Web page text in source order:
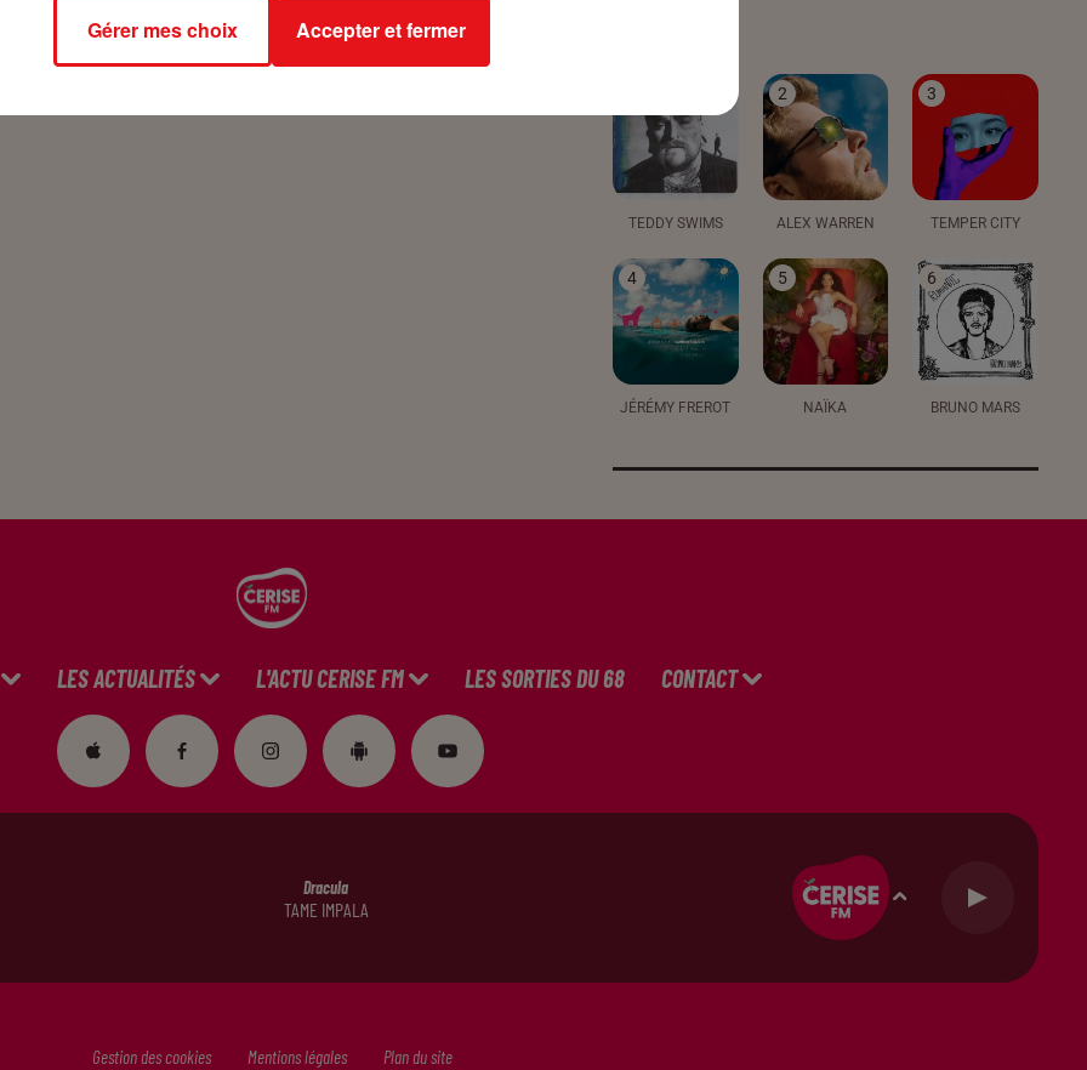
TEDDY SWIMS
2
ALEX WARREN
3
TEMPER CITY
4
JÉRÉMY FREROT
5
NAÏKA
6
BRUNO MARS
LES ACTUALITÉS L'ACTU CERISE FM LES SORTIES DU 68 CONTACT
Dracula
TAME IMPALA
Gestion des cookies Mentions légales Plan du site
Gérer mes choix Accepter et fermer